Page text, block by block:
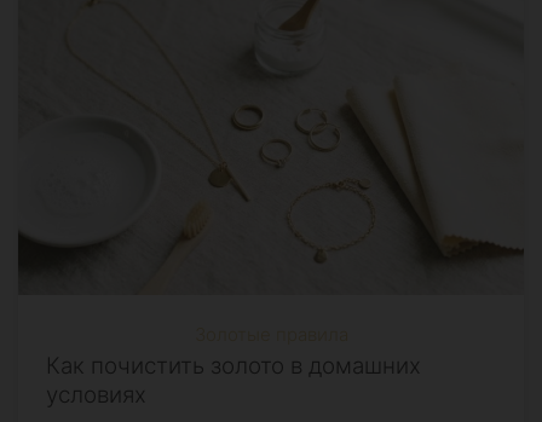
Как почистить золото в домашних
условиях